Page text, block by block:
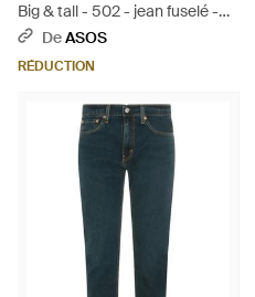
Big & tall - 502 - jean fuselé -
Blanc
DeASOS
RÉDUCTION